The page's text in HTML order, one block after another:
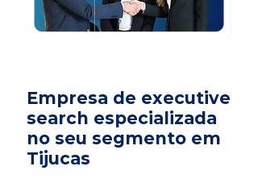
Empresa de executive
search especializada
no seu segmento em
Tijucas